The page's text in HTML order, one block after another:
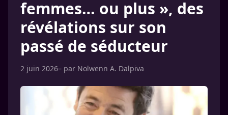
femmes… ou plus », des
révélations sur son
passé de séducteur
2 juin 2026– par Nolwenn A. Dalpiva